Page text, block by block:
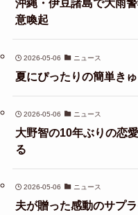
沖縄・伊豆諸島で大雨
意喚起
2026-05-06 ニュース
夏にぴったりの簡単き
2026-05-06 ニュース
大野智の10年ぶりの恋
る
2026-05-06 ニュース
夫が贈った感動のサプ